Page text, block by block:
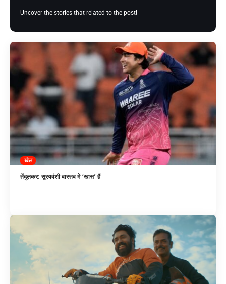
Uncover the stories that related to the post!
खेल
तेंदुलकर: सूरयवंशी वास्तव में ‘खास’ हैं